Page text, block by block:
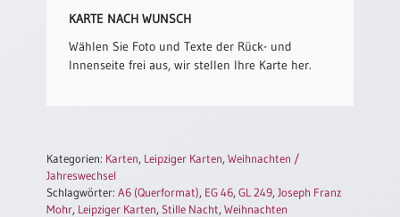
Poster
Neuerscheinungen
Sortimente
KARTE NACH WUNSCH
Wählen Sie Foto und Texte der Rück- und
Innenseite frei aus, wir stellen Ihre Karte her.
Kategorien: Karten, Leipziger Karten,Weihnachten /
Jahreswechsel
Schlagwörter:A6 (Querformat), EG 46,GL 249,Joseph Franz
Mohr, Leipziger Karten, Stille Nacht,Weihnachten